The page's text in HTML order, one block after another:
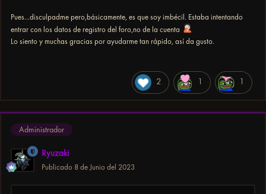
Pues...disculpadme pero,básicamente, es que soy imbécil. Estaba intentando
entrar con los datos de registro del foro,no de la cuenta
Lo siento y muchas gracias por ayudarme tan rápido, así da gusto.
2 1 1
Administrador
Ryuzaki
Publicado 8 de Junio del 2023